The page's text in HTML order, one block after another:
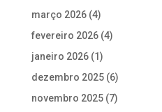
março 2026(4)
fevereiro 2026(4)
janeiro 2026(1)
dezembro 2025(6)
novembro 2025(7)